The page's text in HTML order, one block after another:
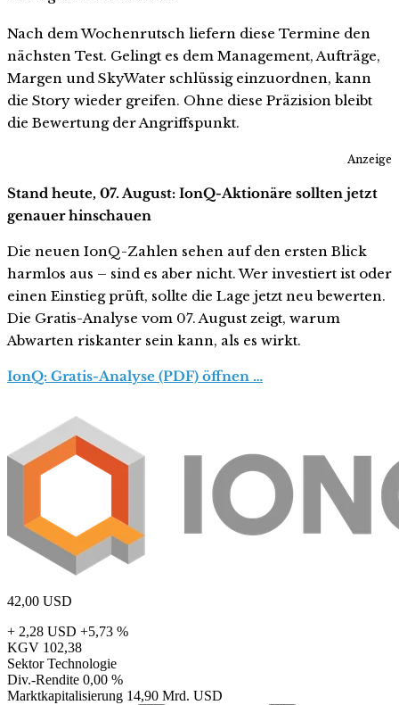
Nach dem Wochenrutsch liefern diese Termine den
nächsten Test. Gelingt es dem Management, Aufträge,
Margen und SkyWater schlüssig einzuordnen, kann
die Story wieder greifen. Ohne diese Präzision bleibt
die Bewertung der Angriffspunkt.
Anzeige
Stand heute, 07. August: IonQ-Aktionäre sollten jetzt
genauer hinschauen
Die neuen IonQ-Zahlen sehen auf den ersten Blick
harmlos aus – sind es aber nicht. Wer investiert ist oder
einen Einstieg prüft, sollte die Lage jetzt neu bewerten.
Die Gratis-Analyse vom 07. August zeigt, warum
Abwarten riskanter sein kann, als es wirkt.
IonQ: Gratis-Analyse (PDF) öffnen …
42,00 USD
+ 2,28 USD +5,73 %
KGV 102,38
Sektor Technologie
Div.-Rendite 0,00 %
Marktkapitalisierung 14,90 Mrd. USD